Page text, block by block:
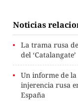
Noticias
La trama rusa
del ‘Catalangate’
Un informe de
injerencia rusa
España